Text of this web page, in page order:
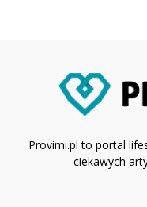
Provimi.pl to portal
ciekawych